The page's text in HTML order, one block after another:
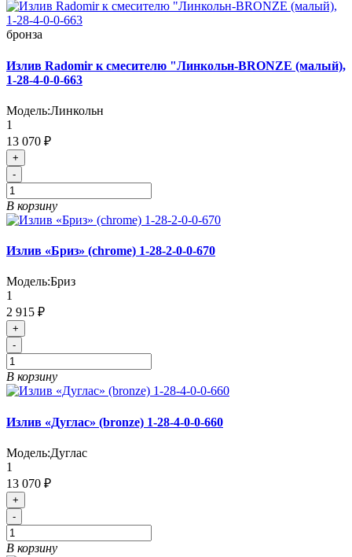
бронза
Излив Radomir к смесителю "Линкольн-BRONZE (малый),
1-28-4-0-0-663
Модель:Линкольн
1
13 070 ₽
+
-
В корзину
Излив «Бриз» (chrome) 1-28-2-0-0-670
Модель:Бриз
1
2 915 ₽
+
-
В корзину
Излив «Дуглас» (bronze) 1-28-4-0-0-660
Модель:Дуглас
1
13 070 ₽
+
-
В корзину